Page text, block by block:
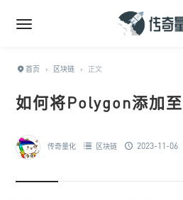
首页 › 区块链 › 正文
如何将Polygon添加
传奇量化 区块链 2023-11-06